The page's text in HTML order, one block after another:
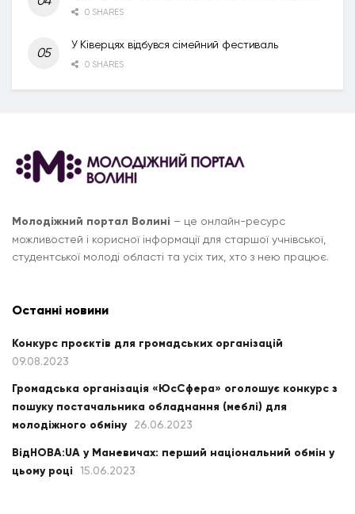
0 SHARES
У Ківерцях відбувся сімейний фестиваль
0 SHARES
Молодіжний портал Волині – це онлайн-ресурс
можливостей і корисної інформації для старшої учнівської,
студентської молоді області та усіх тих, хто з нею працює.
Останні новини
Конкурс проєктів для громадських організацій
09.08.2023
Громадська організація «ЮсСфера» оголошує конкурс з
пошуку постачальника обладнання (меблі) для
молодіжного обміну
26.06.2023
ВідНОВА:UA у Маневичах: перший національний обмін у
цьому році
15.06.2023